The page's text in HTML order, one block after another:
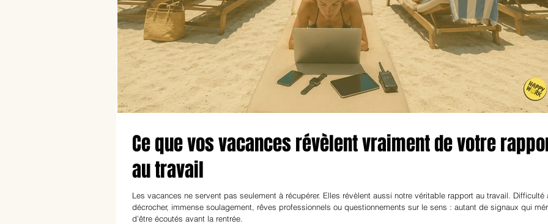
Ce que vos vacances révèlent vraiment de votre
au travail
Les vacances ne servent pas seulement à récupérer. Elles révèlent aussi notre véritable rapport au travail. Difficulté
décrocher, immense soulagement, rêves professionnels ou questionnements sur le sens : autant de signaux qui
d'être écoutés avant la rentrée.